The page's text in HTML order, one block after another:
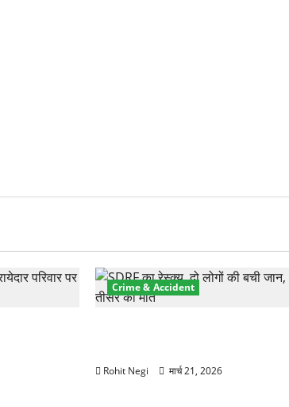
Crime & Accident
Rohit Negi मार्च 21, 2026